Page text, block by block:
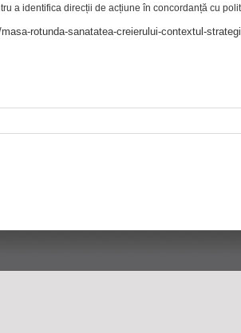
a identifica direcții de acțiune în concordanță cu
rotunda-sanatatea-creierului-contextul-